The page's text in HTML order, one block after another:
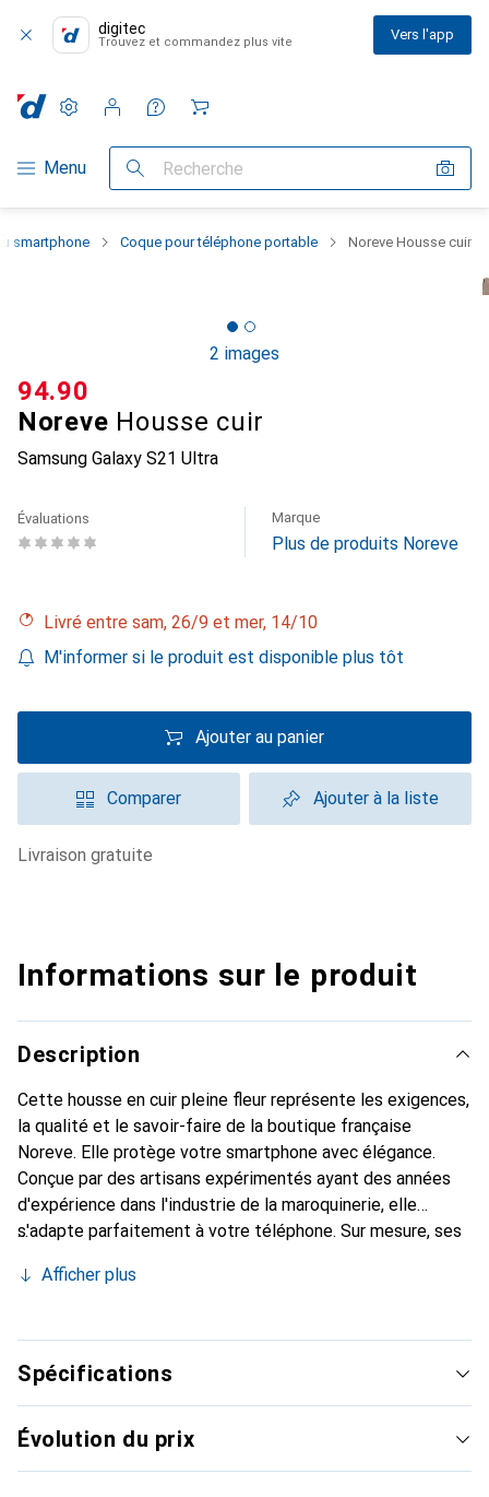
digitec
Trouvez et commandez plus vite Vers l'app
Navigation par catégorie
Menu Recherche
Paramètres
Compte client
Listes de comparaison
Listes d'envies
Panier
smartphone Coque pour téléphone portable Noreve Housse cuir
2 images
Noreve Housse cuir
Samsung Galaxy S21 Ultra
CHF
94.90
Évaluations Marque
Plus de produits Noreve
Livré entre sam, 26/9 et mer, 14/10
M'informer si le produit est disponible plus tôt
Ajouter au panier
Comparer Ajouter à la liste
livraison gratuite
Informations sur le produit
Description
Cette housse en cuir pleine fleur représente les exigences,
la qualité et le savoir-faire de la boutique française
Noreve. Elle protège votre smartphone avec élégance.
Conçue par des artisans expérimentés ayant des années
d'expérience dans l'industrie de la maroquinerie, elle
s'adapte parfaitement à votre téléphone. Sur mesure, ses
peau. Elle devient l'accessoire chic et indispensable pour
ses produits de haute qualité, la marque Noreve est un
choix fiable pour une clientèle exigeante.
Afficher plus
Spécifications
Évolution du prix